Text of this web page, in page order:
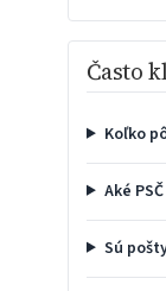
Často
Koľko
Aké
Sú